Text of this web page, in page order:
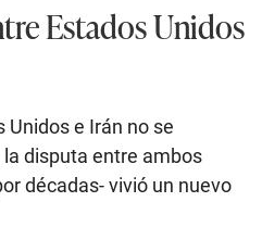
Estados Unidos
Unidos e Irán no se
disputa entre ambos
décadas- vivió un nuevo